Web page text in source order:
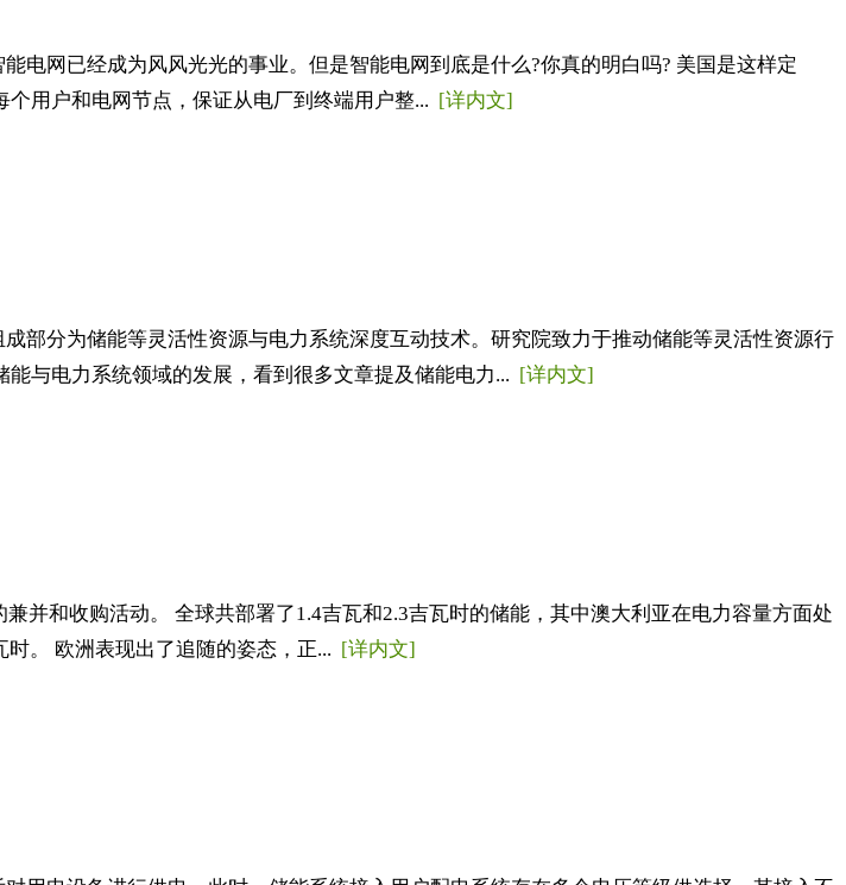
电网已经成为风风光光的事业。但是智能电网到底是什么?你真的明白吗? 美国是这样定
用户和电网节点，保证从电厂到终端用户整... [详内文]
部分为储能等灵活性资源与电力系统深度互动技术。研究院致力于推动储能等灵活性资源行
与电力系统领域的发展，看到很多文章提及储能电力... [详内文]
并和收购活动。 全球共部署了1.4吉瓦和2.3吉瓦时的储能，其中澳大利亚在电力容量方面处
。 欧洲表现出了追随的姿态，正... [详内文]